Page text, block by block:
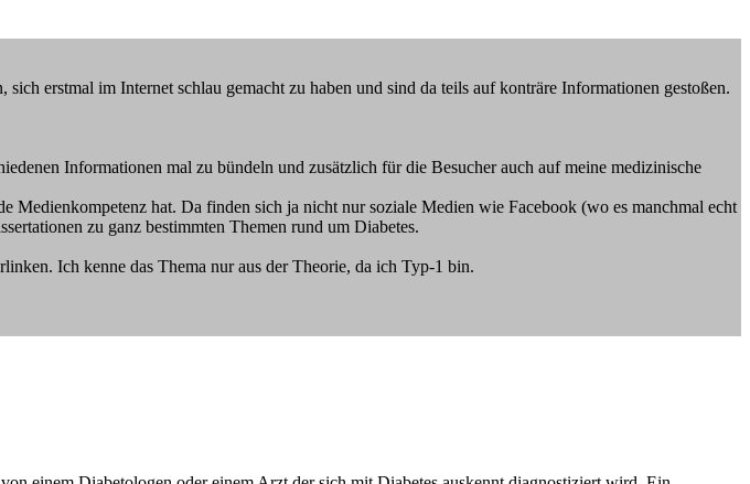
erstmal im Internet schlau gemacht zu haben und sind da teils auf konträre Informationen gestoßen.
Informationen mal zu bündeln und zusätzlich für die Besucher auch auf meine medizinische
hat. Da finden sich ja nicht nur soziale Medien wie Facebook (wo es manchmal echt
zu ganz bestimmten Themen rund um Diabetes.
Ich kenne das Thema nur aus der Theorie, da ich Typ-1 bin.